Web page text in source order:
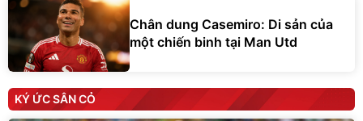
Chân dung Casemiro: Di sản của
một chiến binh tại Man Utd
KÝ ỨC SÂN CỎ